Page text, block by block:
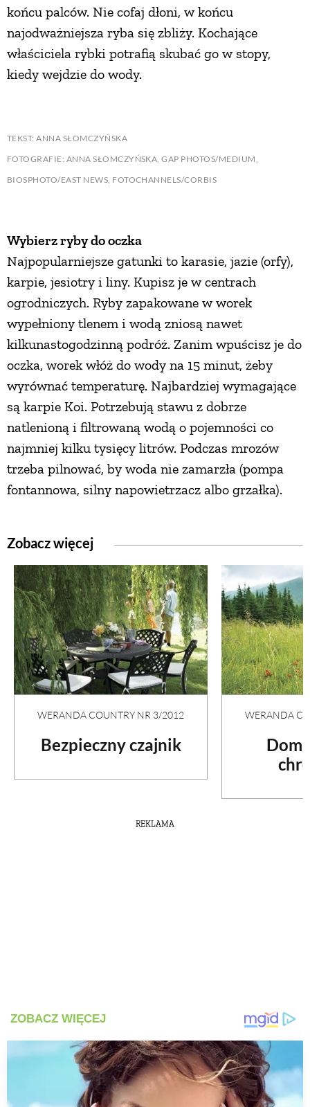
końcu palców. Nie cofaj dłoni, w końcu
najodważniejsza ryba się zbliży. Kochające
właściciela rybki potrafią skubać go w stopy,
kiedy wejdzie do wody.
TEKST: ANNA SŁOMCZYŃSKA
FOTOGRAFIE: ANNA SŁOMCZYŃSKA, GAP PHOTOS/MEDIUM,
BIOSPHOTO/EAST NEWS, FOTOCHANNELS/CORBIS
Wybierz ryby do oczka
Najpopularniejsze gatunki to karasie, jazie (orfy),
karpie, jesiotry i liny. Kupisz je w centrach
ogrodniczych. Ryby zapakowane w worek
wypełniony tlenem i wodą zniosą nawet
kilkunastogodzinną podróż. Zanim wpuścisz je do
oczka, worek włóż do wody na 15 minut, żeby
wyrównać temperaturę. Najbardziej wymagające
są karpie Koi. Potrzebują stawu z dobrze
natlenioną i filtrowaną wodą o pojemności co
najmniej kilku tysięcy litrów. Podczas mrozów
trzeba pilnować, by woda nie zamarzła (pompa
fontannowa, silny napowietrzacz albo grzałka).
Zobacz więcej
WERANDA COUNTRY NR 3/2012
Bezpieczny czajnik
WERANDA
Dom
REKLAMA